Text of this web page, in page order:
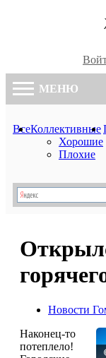
МЕНЮ
ВсеКоллективные
Хорошие
Плохие
Новости
Наконец-то
потеплело!